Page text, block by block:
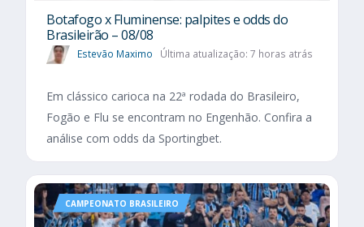
Botafogo x Fluminense: palpites e odds do
Brasileirão – 08/08
Estevão Maximo Última atualização: 7 horas atrás
Em clássico carioca na 22ª rodada do Brasileiro,
Fogão e Flu se encontram no Engenhão. Confira a
análise com odds da Sportingbet.
CAMPEONATO BRASILEIRO